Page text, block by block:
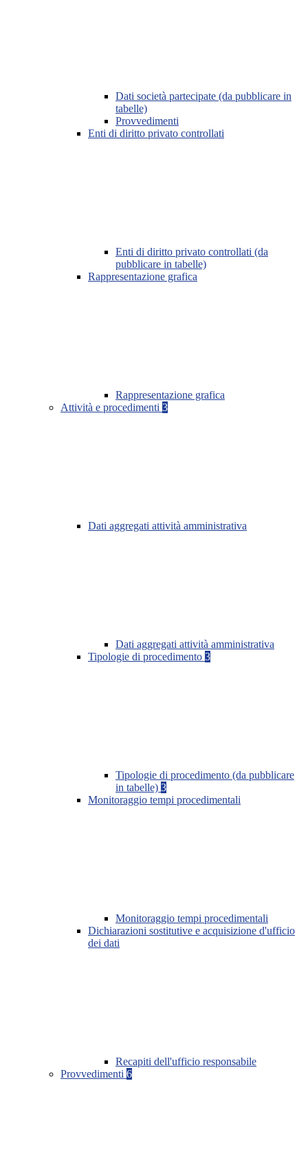
Dati società partecipate (da pubblicare in
tabelle)
Provvedimenti
Enti di diritto privato controllati
Enti di diritto privato controllati (da
pubblicare in tabelle)
Rappresentazione grafica
Rappresentazione grafica
Attività e procedimenti 3
Dati aggregati attività amministrativa
Dati aggregati attività amministrativa
Tipologie di procedimento 3
Tipologie di procedimento (da pubblicare
in tabelle) 3
Monitoraggio tempi procedimentali
Monitoraggio tempi procedimentali
Dichiarazioni sostitutive e acquisizione d'ufficio
dei dati
Recapiti dell'ufficio responsabile
Provvedimenti 6